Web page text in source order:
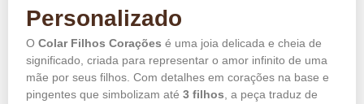
Personalizado
O Colar Filhos Corações é uma joia delicada e cheia de
significado, criada para representar o amor infinito de uma
mãe por seus filhos. Com detalhes em corações na base e
pingentes que simbolizam até 3 filhos, a peça traduz de